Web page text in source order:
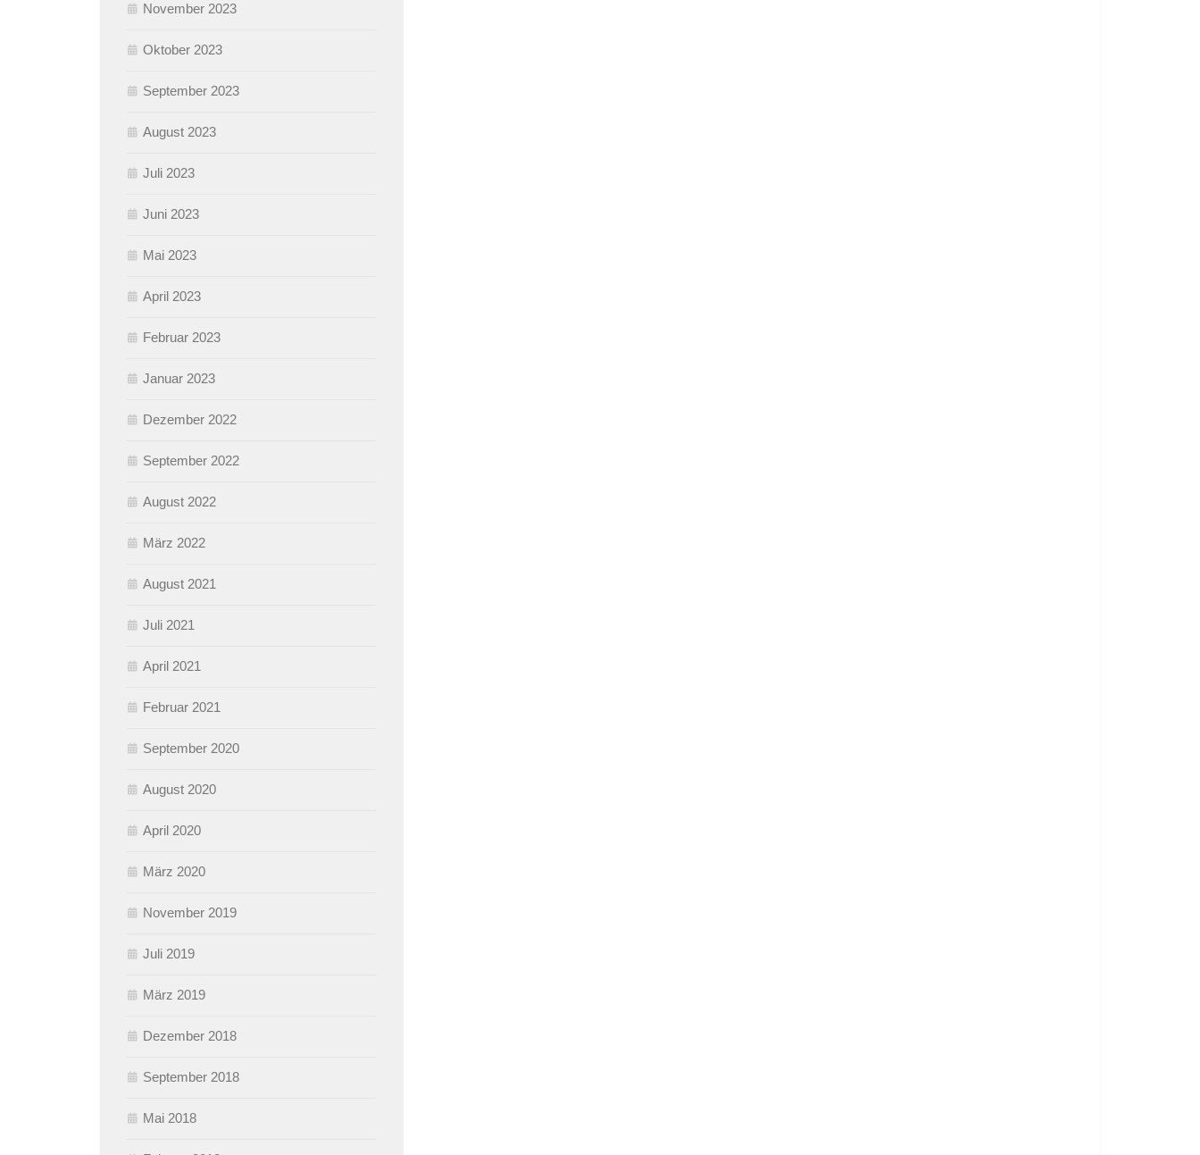
November 2023
Oktober 2023
September 2023
August 2023
Juli 2023
Juni 2023
Mai 2023
April 2023
Februar 2023
Januar 2023
Dezember 2022
September 2022
August 2022
März 2022
August 2021
Juli 2021
April 2021
Februar 2021
September 2020
August 2020
April 2020
März 2020
November 2019
Juli 2019
März 2019
Dezember 2018
September 2018
Mai 2018